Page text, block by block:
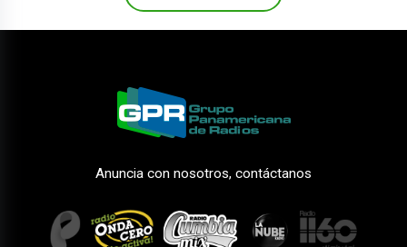
Anuncia con nosotros, contáctanos